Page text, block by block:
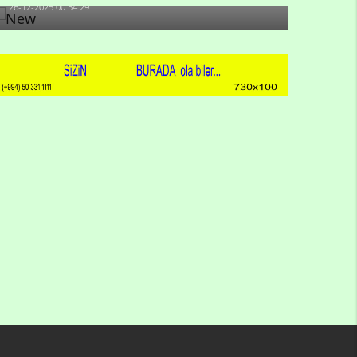
26-12-2025 00:54:29